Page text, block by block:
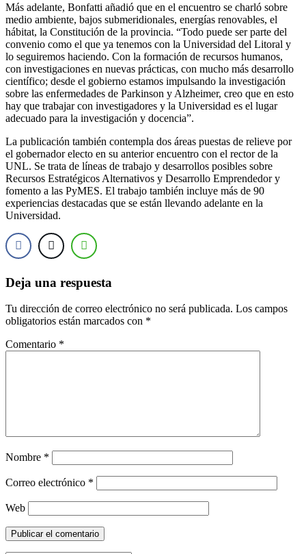
Más adelante, Bonfatti añadió que en el encuentro se charló sobre
medio ambiente, bajos submeridionales, energías renovables, el
hábitat, la Constitución de la provincia. “Todo puede ser parte del
convenio como el que ya tenemos con la Universidad del Litoral y
lo seguiremos haciendo. Con la formación de recursos humanos,
con investigaciones en nuevas prácticas, con mucho más desarrollo
científico; desde el gobierno estamos impulsando la investigación
sobre las enfermedades de Parkinson y Alzheimer, creo que en esto
hay que trabajar con investigadores y la Universidad es el lugar
adecuado para la investigación y docencia”.
La publicación también contempla dos áreas puestas de relieve por
el gobernador electo en su anterior encuentro con el rector de la
UNL. Se trata de líneas de trabajo y desarrollos posibles sobre
Recursos Estratégicos Alternativos y Desarrollo Emprendedor y
fomento a las PyMES. El trabajo también incluye más de 90
experiencias destacadas que se están llevando adelante en la
Universidad.
Deja una respuesta
Tu dirección de correo electrónico no será publicada. Los campos
obligatorios están marcados con *
Comentario *
Nombre *
Correo electrónico *
Web